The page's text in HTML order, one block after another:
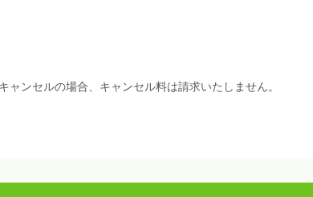
ンセルの場合、キャンセル料は請求いたしません。